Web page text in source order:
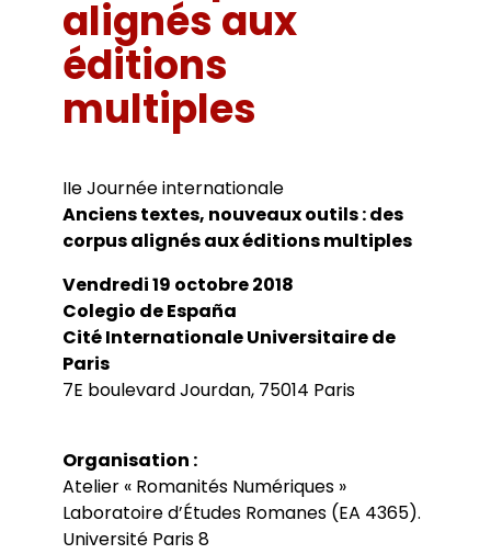
Agenda
Séminaires et conférences
Journées d’études
Colloques
Soutenances de doctorat
Soutenances HDR
Les Revues du LER
Revue Pandora
Cuadernos LIRICO
Cahiers ALHIM
Publications
Thèses
Collection HAL
Le LER sur Vimeo
alignés aux
éditions
multiples
IIe Journée internationale
Anciens textes, nouveaux outils : des
corpus alignés aux éditions multiples
Vendredi 19 octobre 2018
Colegio de España
Cité Internationale Universitaire de
Paris
7E boulevard Jourdan, 75014 Paris
Organisation :
Atelier « Romanités Numériques »
Laboratoire d’Études Romanes (EA 4365).
Université Paris 8